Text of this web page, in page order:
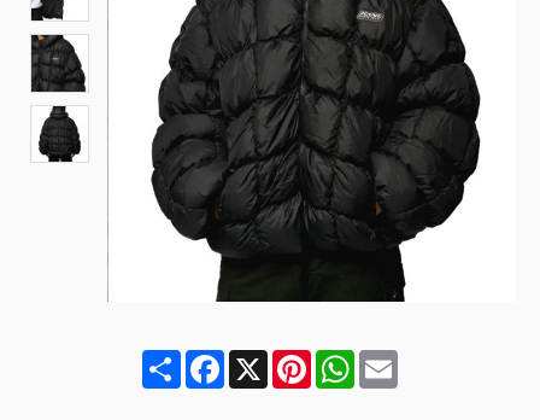
ShareFacebook
X PinterestWhatsApp
Email